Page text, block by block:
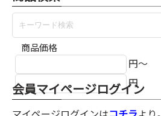
商品価格
円～
円
会員マイページログイン